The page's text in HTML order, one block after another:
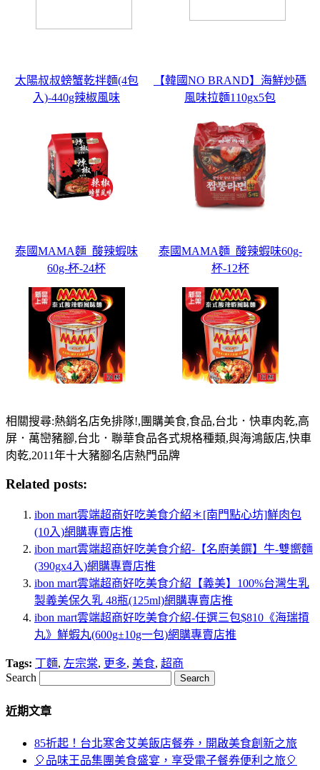
太陽叔叔螃蟹乾拌麵(4包
入)-440g辣椒風味
【韓國NO BRAND】海鮮炒碼
風味拉麵110gx5包
泰國MAMA麵_酸辣蝦味
60g-杯-24杯
泰國MAMA麵_酸辣蝦味60g-
杯-12杯
相關搜尋:熱銷名店免排隊!,團購美食,食品,台北．快車肉乾,高
屏．萬巒豬腳,台北．聯華食品各式規格種類,與海鴻飯店,快車
肉乾,2011年十大豬腳名店熱門品牌
Related posts:
ibon mart雲端超商好吃美食介紹＊[南門點心坊]鮮肉包
(10入)網購專賣店推
ibon mart雲端超商好吃美食介紹-【名廚美饌】牛-雙嚮麵
(390gx4入)網購專賣店推
ibon mart雲端超商好吃美食介紹【義美】100%台灣生乳
製義美保久乳 48瓶(125ml)網購專賣店推
ibon mart雲端超商好吃美食介紹-任選三包$810《海瑞摃
丸》鮮蝦丸(600g±10g一包)網購專賣店推
Tags: 丁麵, 左宗棠, 更多, 美食, 超商
Search
近期文章
85折起！台北寒舍艾美飯店餐券，開啟美食創新之旅
🎈品味王品集團美食盛宴，享受電子餐券便利之旅🎈